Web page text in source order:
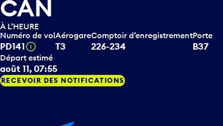
CAN
À L’HEURE
Numéro de vol
PD141 Infobulle
Aérogare
T3
Comptoir d’enregistrement
226-234
Porte
B37
Départ estimé
août 11, 07:55
RECEVOIR DES NOTIFICATIONS